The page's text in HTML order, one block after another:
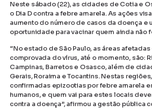
Neste sábado (22), as cidades de Cotia e
o Dia D contra a febre amarela. As ações
aumento do número de casos da doença e
oportunidade para vacinar quem ainda não
“No estado de São Paulo, as áreas
comprovada do vírus, até o momento, são:
Campinas, Barretos e Osasco, além de
Gerais, Roraima e Tocantins. Nestas
confirmadas epizootias por febre amarela
humanos, e quem vai para estes locais
contra a doença”, afirmou a gestão pública